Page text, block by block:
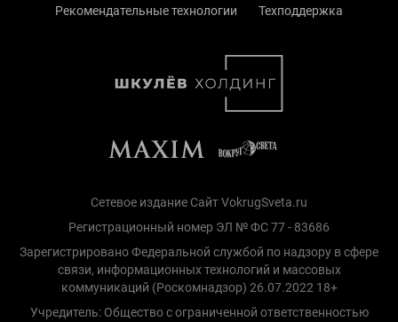
Рекомендательные технологии
Техподдержка
Сетевое издание Сайт VokrugSveta.ru
Регистрационный номер ЭЛ № ФС 77 - 83686
Зарегистрировано Федеральной службой по надзору в сфере
связи, информационных технологий и массовых
коммуникаций (Роскомнадзор) 26.07.2022 18+
Учредитель: Общество с ограниченной ответственностью